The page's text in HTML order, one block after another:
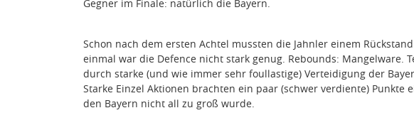
Gegner im Finale: natürlich die Bayern.
Schon nach dem ersten Achtel mussten die Jahnler einem
einmal war die Defence nicht stark genug. Rebounds: Mangelware.
durch starke (und wie immer sehr foullastige) Verteidigung der
Starke Einzel Aktionen brachten ein paar (schwer verdiente) Punkte
den Bayern nicht all zu groß wurde.